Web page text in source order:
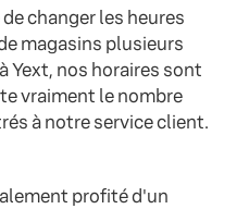
changer les heures
magasins plusieurs
Yext, nos horaires sont
vraiment le nombre
à notre service client.
profité d'un